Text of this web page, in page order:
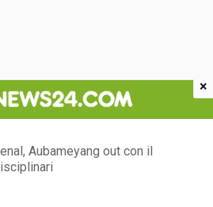
Aubameyang out con il
×